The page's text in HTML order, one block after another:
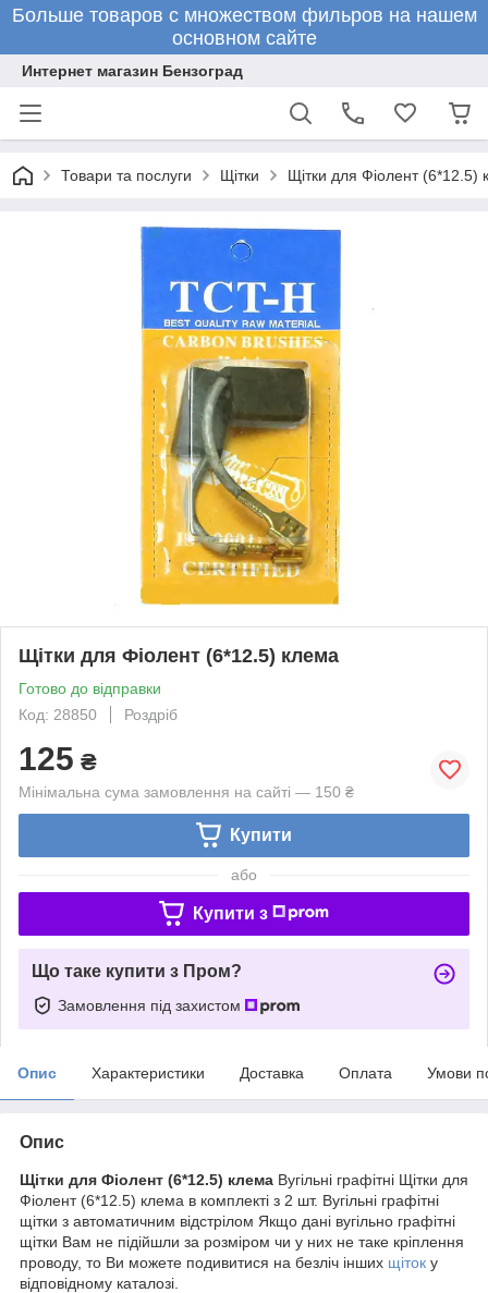
Больше товаров с множеством фильров на нашем
основном сайте
Интернет магазин Бензоград
Товари та послуги Щітки Щітки для Фіолент (6*12.5)
Щітки для Фіолент (6*12.5) клема
Готово до відправки
Код: 28850
Роздріб
125 ₴
Мінімальна сума замовлення на сайті — 150 ₴
Купити
або
Купити з
Що таке купити з Пром?
Замовлення під захистом
Опис Характеристики Доставка Оплата Умови
Опис
Щітки для Фіолент (6*12.5) клема Вугільні графітні Щітки для
Фіолент (6*12.5) клема в комплекті з 2 шт. Вугільні графітні
щітки з автоматичним відстрілом Якщо дані вугільно графітні
щітки Вам не підійшли за розміром чи у них не таке кріплення
проводу, то Ви можете подивитися на безліч інших щіток у
відповідному каталозі.